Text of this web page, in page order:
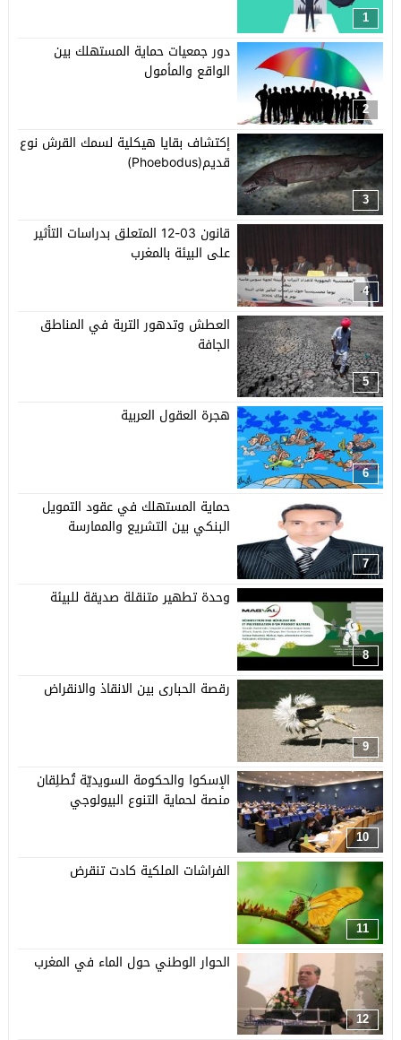
1
2
دور جمعيات حماية المستهلك بين
الواقع والمأمول
3
إكتشاف بقايا هيكلية لسمك القرش نوع
قديم(Phoebodus)
4
قانون 03-12 المتعلق بدراسات التأثير
على البيئة بالمغرب
5
العطش وتدهور التربة في المناطق
الجافة
6
هجرة العقول العربية
7
حماية المستهلك في عقود التمويل
البنكي بين التشريع والممارسة
8
وحدة تطهير متنقلة صديقة للبيئة
9
رقصة الحبارى بين الانقاذ والانقراض
10
الإسكوا والحكومة السويديّة تُطلِقان
منصة لحماية التنوع البيولوجي
11
الفراشات الملكية كادت تنقرض
12
الحوار الوطني حول الماء في المغرب